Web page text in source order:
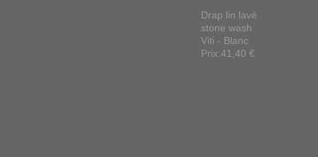
Drap lin lavé
stone wash
Viti - Blanc
Prix:41,40 €